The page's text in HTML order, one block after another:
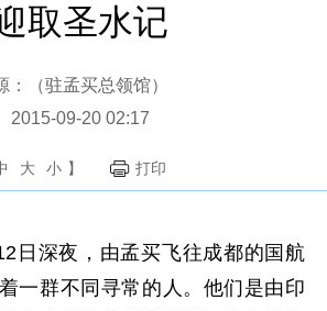
取圣水记
：（驻孟买总领馆）
2015-09-20 02:17
大 小 】 打印
深夜，由孟买飞往成都的国航
一群不同寻常的人。他们是由印